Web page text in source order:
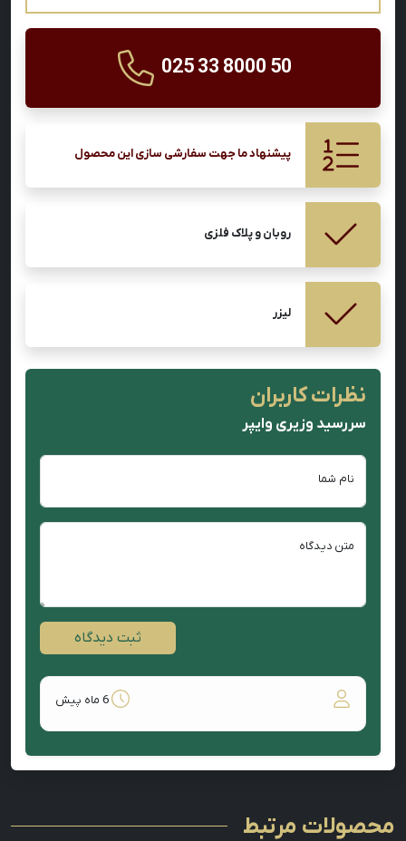
025 33 8000 50
پیشنهاد ما جهت سفارشی سازی این محصول
روبان و پلاک فلزی
لیزر
نظرات کاربران
سررسید وزیری وایپر
نام شما
متن دیدگاه
ثبت دیدگاه
6 ماه پیش
محصولات مرتبط